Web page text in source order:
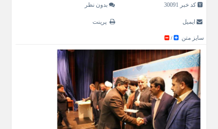
کد خبر 30091 بدون نظر
ایمیل پرینت
سایز متن /